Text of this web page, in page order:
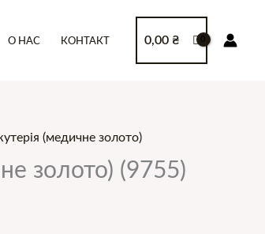
О НАС КОНТАКТ 0,00 ₴
(медичне золото)
золото) (9755)